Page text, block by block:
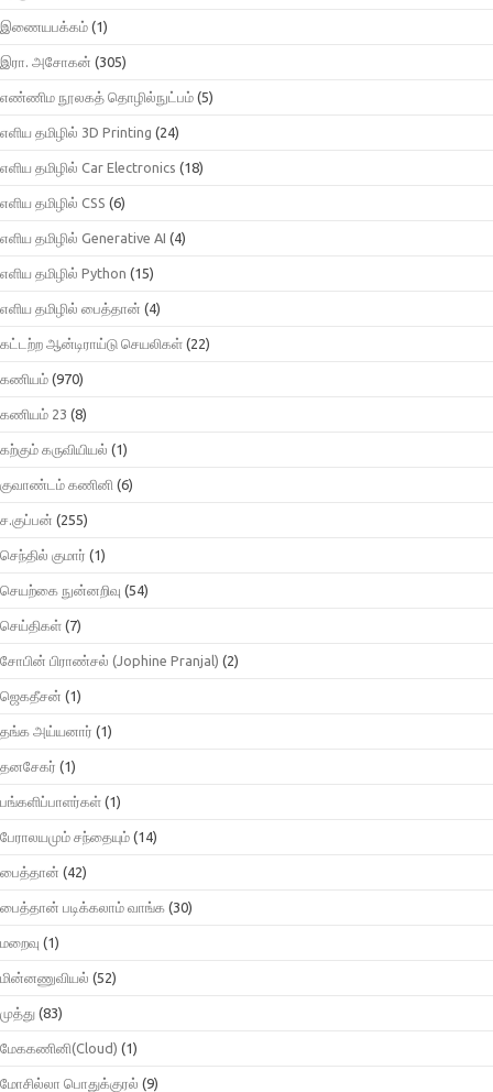
இணையபக்கம் (1)
இரா. அசோகன் (305)
எண்ணிம நூலகத் தொழில்நுட்பம் (5)
எளிய தமிழில் 3D Printing (24)
எளிய தமிழில் Car Electronics (18)
எளிய தமிழில் CSS (6)
எளிய தமிழில் Generative AI (4)
எளிய தமிழில் Python (15)
எளிய தமிழில் பைத்தான் (4)
கட்டற்ற ஆன்டிராய்டு செயலிகள் (22)
கணியம் (970)
கணியம் 23 (8)
கற்கும் கருவியியல் (1)
குவாண்டம் கணினி (6)
ச.குப்பன் (255)
செந்தில் குமார் (1)
செயற்கை நுன்னறிவு (54)
செய்திகள் (7)
சோபின் பிராண்சல் (Jophine Pranjal) (2)
ஜெகதீசன் (1)
தங்க அய்யனார் (1)
தனசேகர் (1)
பங்களிப்பாளர்கள் (1)
பேராலயமும் சந்தையும் (14)
பைத்தான் (42)
பைத்தான் படிக்கலாம் வாங்க (30)
மறைவு (1)
மின்னணுவியல் (52)
முத்து (83)
மேககணினி(Cloud) (1)
மோசில்லா பொதுக்குரல் (9)